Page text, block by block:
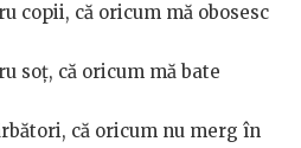
copii, că oricum mă obosesc
soț, că oricum mă bate
că oricum nu merg în